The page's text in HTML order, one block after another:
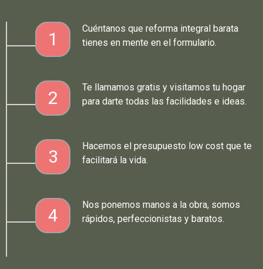
1
Cuéntanos que reforma integral barata
tienes en mente en el formulario.
2
Te llamamos gratis y visitamos tu hogar
para darte todas las facilidades e ideas.
3
Hacemos el presupuesto low cost que te
facilitará la vida.
4
Nos ponemos manos a la obra, somos
rápidos, perfeccionistas y baratos.